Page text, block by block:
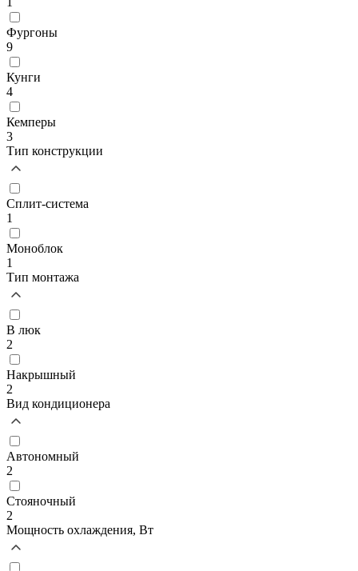
Фургоны
9
Кунги
4
Кемперы
3
Тип конструкции
Сплит-система
1
Моноблок
1
Тип монтажа
В люк
2
Накрышный
2
Вид кондиционера
Автономный
2
Стояночный
2
Мощность охлаждения, Вт